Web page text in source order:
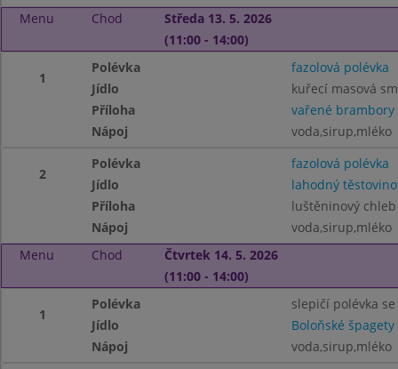
Menu
Chod
Středa 13. 5. 2026
(11:00 - 14:00)
1
Polévka
fazolová polévka
Jídlo
kuřecí masová
Příloha
vařené brambory
Nápoj
voda,sirup,mléko
2
Polévka
fazolová polévka
Jídlo
lahodný
Příloha
luštěninový chleb
Nápoj
voda,sirup,mléko
Menu
Chod
Čtvrtek 14. 5. 2026
(11:00 - 14:00)
1
Polévka
slepičí polévka
Jídlo
Boloňské špagety
Nápoj
voda,sirup,mléko